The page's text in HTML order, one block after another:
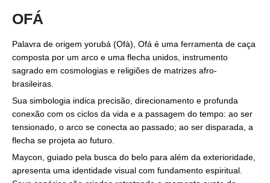
OFÁ
Palavra de origem yorubá (Ọfà), Ofá é uma ferramenta de caça
composta por um arco e uma flecha unidos, instrumento
sagrado em cosmologias e religiões de matrizes afro-
brasileiras.
Sua simbologia indica precisão, direcionamento e profunda
conexão com os ciclos da vida e a passagem do tempo: ao ser
tensionado, o arco se conecta ao passado; ao ser disparada, a
flecha se projeta ao futuro.
Maycon, guiado pela busca do belo para além da exterioridade,
apresenta uma identidade visual com fundamento espiritual.